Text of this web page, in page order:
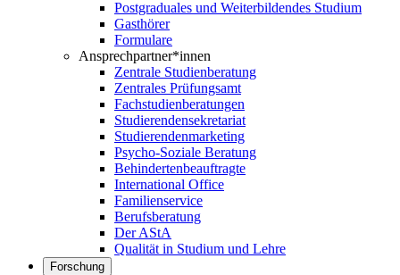
Postgraduales und Weiterbildendes Studium
Gasthörer
Formulare
Ansprechpartner*innen
Zentrale Studienberatung
Zentrales Prüfungsamt
Fachstudienberatungen
Studierendensekretariat
Studierendenmarketing
Psycho-Soziale Beratung
Behindertenbeauftragte
International Office
Familienservice
Berufsberatung
Der AStA
Qualität in Studium und Lehre
Forschung